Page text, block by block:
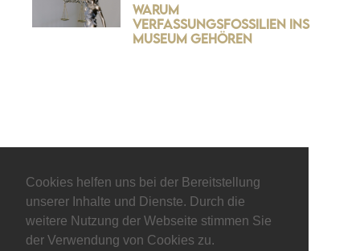
Cookies helfen uns bei der Bereitstellung
unserer Inhalte und Dienste. Durch die
weitere Nutzung der Webseite stimmen Sie
der Verwendung von Cookies zu.
Warum
Verfassungsfossilien ins
Museum gehören